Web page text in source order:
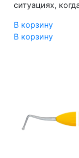
ситуациях,
В корзину
В корзину